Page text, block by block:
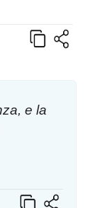
e la